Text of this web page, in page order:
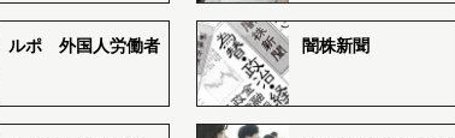
ルポ 外国人労働者 闇株新聞